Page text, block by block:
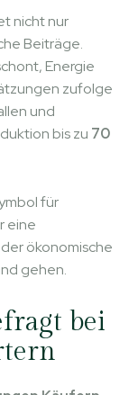
nicht nur
Beiträge.
Energie
zufolge
und
bis zu 70
für
eine
der ökonomische
gehen.
bei